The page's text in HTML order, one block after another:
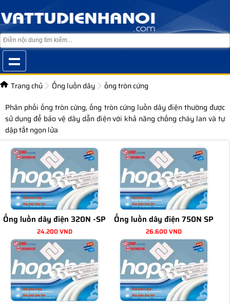
Trang chủ Ống luồn dây
ống tròn cứng
Phân phối ống tròn cứng, ống tròn cứng luồn dây điện thường được
sử dụng để bảo vệ dây dẫn điện với khả năng chống cháy lan và tự
dập tắt ngọn lửa
Ống luồn dây điện 320N -SP
24.200 VND
Ống luồn dây điện 750N SP
26.600 VND